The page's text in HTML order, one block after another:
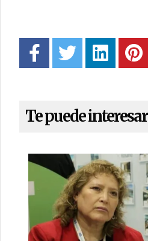
Te puede interesar